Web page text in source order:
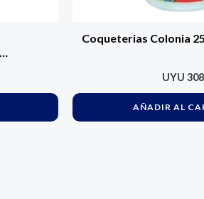
Coqueterias Colonia
UYU 308
AÑADIR AL